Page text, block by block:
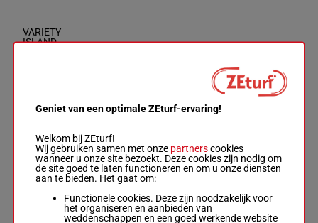
VARIETY
ISLAND
2p 2p 4p 5p
FAST FLO
Jack Callan-
Mrs C A
Dunnett
6p 3p 9p 2p 8p
4p 2p 5p (24)
6p 3p 9p
2p 8p 4p
(24) 3p
8p 7p 7p
Geniet van een optimale ZEturf-ervaring!
Welkom bij ZEturf!
Wij gebruiken samen met onze partnerscookies
wanneer u onze site bezoekt. Deze cookies zijn nodig om
de site goed te laten functioneren en om u onze diensten
aan te bieden. Het gaat om:
Functionele cookies. Deze zijn noodzakelijk voor
het organiseren en aanbieden van
weddenschappen en een goed werkende website